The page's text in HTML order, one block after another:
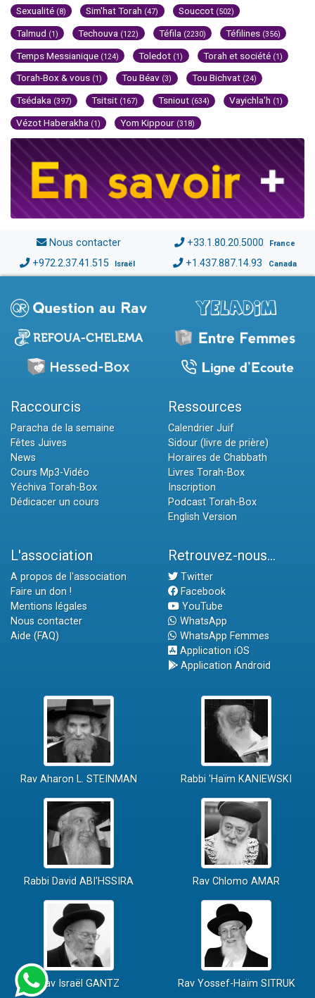
Sexualité (8) Sim'hat Torah (47) Souccot (502)
Talmud (1) Techouva (122) Téfila (2230) Téfilines (356)
Temps Messianique (124) Toledot (1) Torah et société (1)
Torah-Box & vous (1) Tou Béav (3) Tou Bichvat (24)
Tsédaka (397) Tsitsit (167) Tsniout (634) Vayichla'h (1)
Vézot Haberakha (1) Yom Kippour (318)
Nous contacter +33.1.80.20.5000 France
+972.2.37.41.515 Israël +1.437.887.14.93 Canada
Raccourcis
Paracha de la semaine
Fêtes Juives
News
Cours Mp3-Vidéo
Yéchiva Torah-Box
Dédicacer un cours
Ressources
Calendrier Juif
Sidour (livre de prière)
Horaires de Chabbath
Livres Torah-Box
Inscription
Podcast Torah-Box
English Version
L'association
A propos de l'association
Faire un don !
Mentions légales
Nous contacter
Aide (FAQ)
Retrouvez-nous...
Twitter
Facebook
YouTube
WhatsApp
WhatsApp Femmes
Application iOS
Application Android
Rav Aharon L. STEINMAN Rabbi 'Haïm KANIEWSKI
Rabbi David ABI'HSSIRA Rav Chlomo AMAR
Rav Israël GANTZ Rav Yossef-Haïm SITRUK